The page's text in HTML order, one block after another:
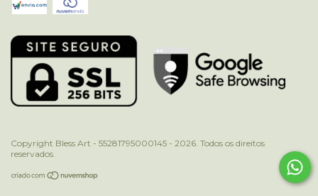
Copyright Bless Art - 55281795000145 - 2026. Todos os direitos
reservados.